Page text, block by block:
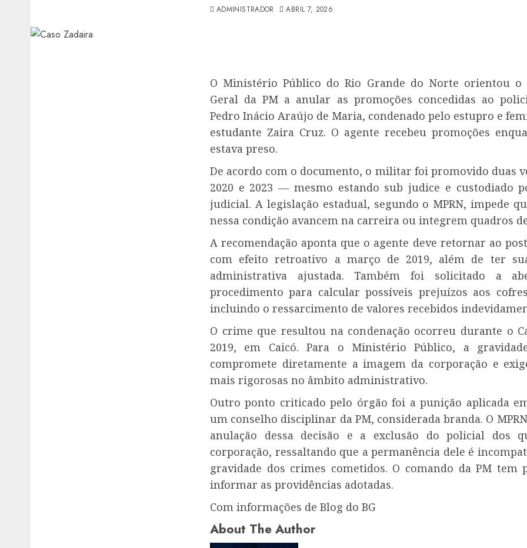
ADMINISTRADOR ABRIL 7, 2026
O Ministério Público do Rio Grande do Norte orientou o
Geral da PM a anular as promoções concedidas ao
Pedro Inácio Araújo de Maria, condenado pelo estupro e
estudante Zaira Cruz. O agente recebeu promoções
estava preso.
De acordo com o documento, o militar foi promovido duas
2020 e 2023 — mesmo estando sub judice e custodiado
judicial. A legislação estadual, segundo o MPRN, impede
nessa condição avancem na carreira ou integrem quadros
A recomendação aponta que o agente deve retornar ao
com efeito retroativo a março de 2019, além de ter
administrativa ajustada. Também foi solicitado a
procedimento para calcular possíveis prejuízos aos
incluindo o ressarcimento de valores recebidos
O crime que resultou na condenação ocorreu durante o
2019, em Caicó. Para o Ministério Público, a
compromete diretamente a imagem da corporação e
mais rigorosas no âmbito administrativo.
Outro ponto criticado pelo órgão foi a punição aplicada
um conselho disciplinar da PM, considerada branda. O
anulação dessa decisão e a exclusão do policial dos
corporação, ressaltando que a permanência dele é
gravidade dos crimes cometidos. O comando da PM tem
informar as providências adotadas.
Com informações de Blog do BG
About The Author